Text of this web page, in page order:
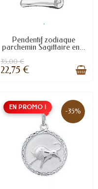
.
Pendentif zodiaque
parchemin Sagittaire en...
35,00 €
22,75 €
EN PROMO ! -35%